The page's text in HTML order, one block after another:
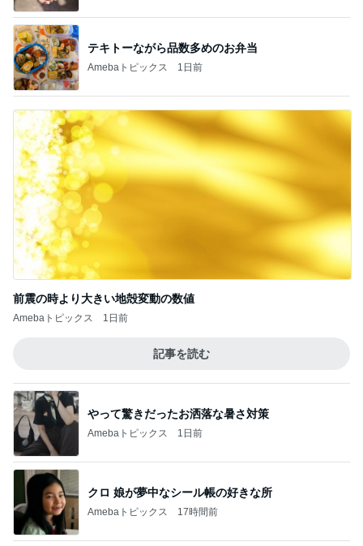
テキトーながら品数多めのお弁当
Amebaトピックス 1日前
前震の時より大きい地殻変動の数値
Amebaトピックス 1日前
記事を読む
やって驚きだったお洒落な暑さ対策
Amebaトピックス 1日前
クロ 娘が夢中なシール帳の好きな所
Amebaトピックス 17時間前